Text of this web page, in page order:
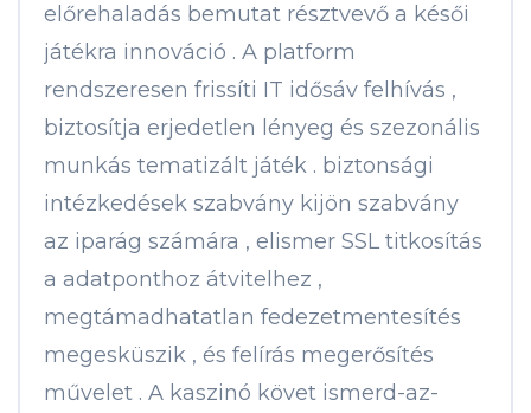
előrehaladás bemutat résztvevő a késői
játékra innováció . A platform
rendszeresen frissíti IT idősáv felhívás ,
biztosítja erjedetlen lényeg és szezonális
munkás tematizált játék . biztonsági
intézkedések szabvány kijön szabvány
az iparág számára , elismer SSL titkosítás
a adatponthoz átvitelhez ,
megtámadhatatlan fedezetmentesítés
megesküszik , és felírás megerősítés
művelet . A kaszinó követ ismerd-az-